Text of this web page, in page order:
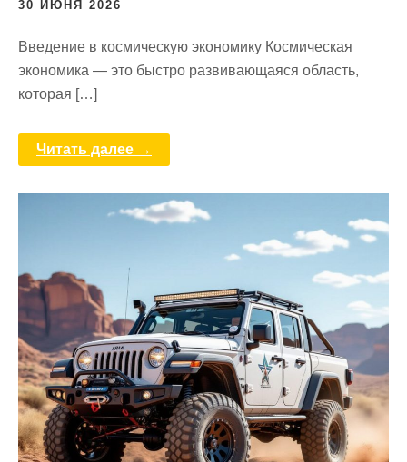
30 ИЮНЯ 2026
Введение в космическую экономику Космическая
экономика — это быстро развивающаяся область,
которая […]
Читать далее →